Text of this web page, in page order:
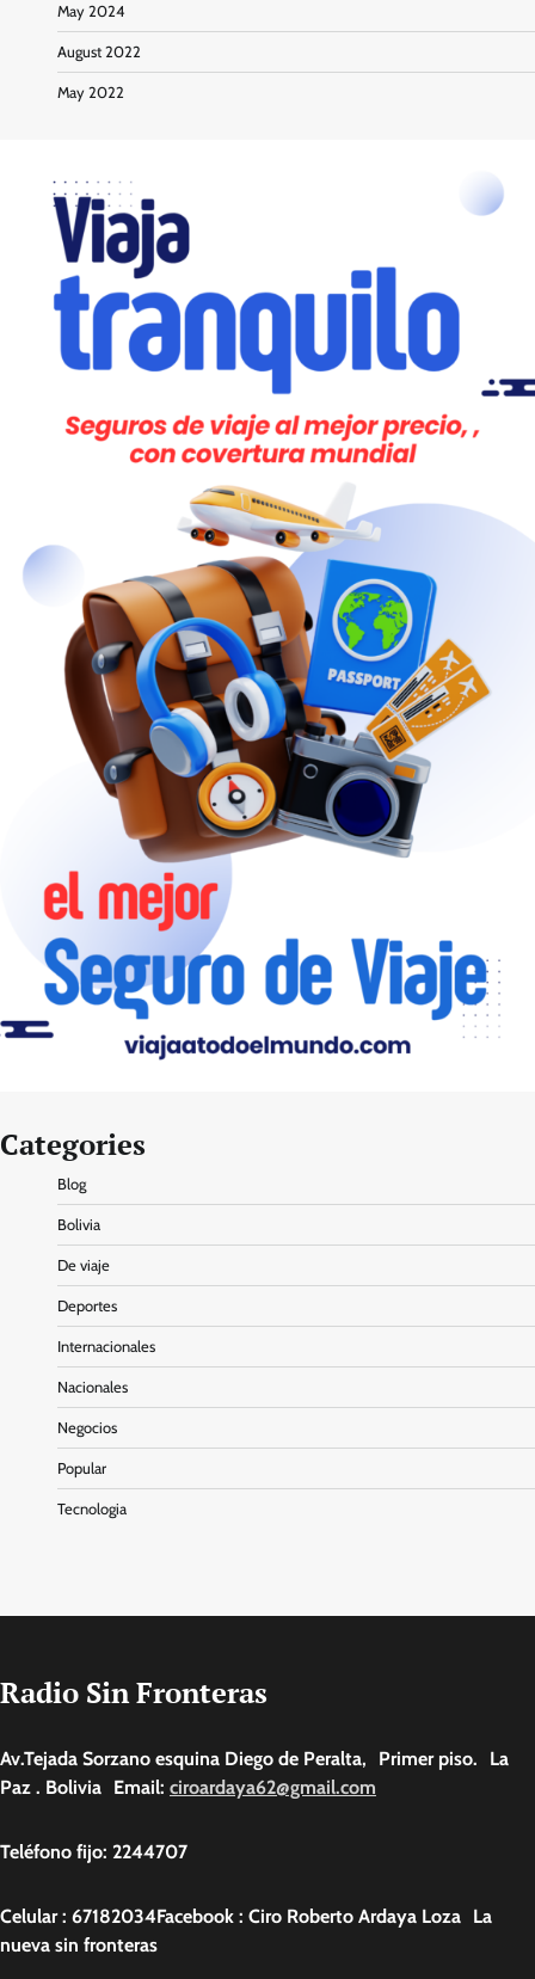
May 2024
August 2022
May 2022
Categories
Blog
Bolivia
De viaje
Deportes
Internacionales
Nacionales
Negocios
Popular
Tecnologia
Radio Sin Fronteras
Av.Tejada Sorzano esquina Diego de Peralta, Primer piso. La
Paz . Bolivia Email: ciroardaya62@gmail.com
Teléfono fijo: 2244707
Celular : 67182034Facebook : Ciro Roberto Ardaya Loza La
nueva sin fronteras